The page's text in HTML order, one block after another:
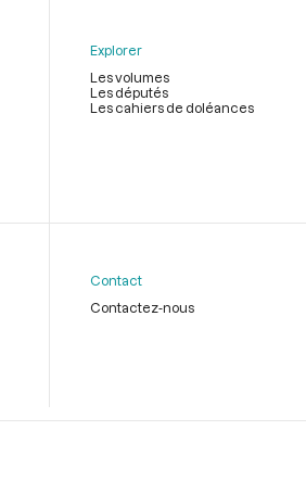
Explorer
Les volumes
Les députés
Les cahiers de doléances
Contact
Contactez-nous